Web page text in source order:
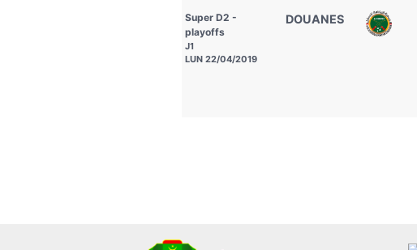
Super D2 -
playoffs
J1
LUN 22/04/2019
DOUANES